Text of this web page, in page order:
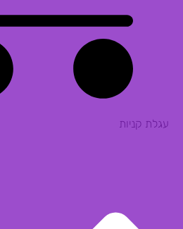
עגלת קניות